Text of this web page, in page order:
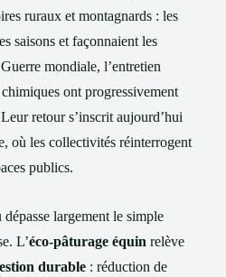
ruraux et montagnards : les
saisons et façonnaient les
mondiale, l’entretien
ont progressivement
retour s’inscrit aujourd’hui
où les collectivités réinterrogent
publics.
largement le simple
L’éco-pâturage équin relève
durable : réduction de